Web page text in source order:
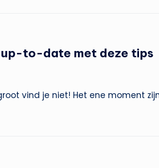
up-to-date met deze tips
vind je niet! Het ene moment